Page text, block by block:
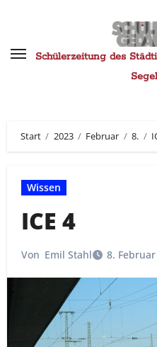
springenSchülerzeitung des
Start 2023 Februar 8.
Wissen
ICE 4
Von Emil Stahl 8.